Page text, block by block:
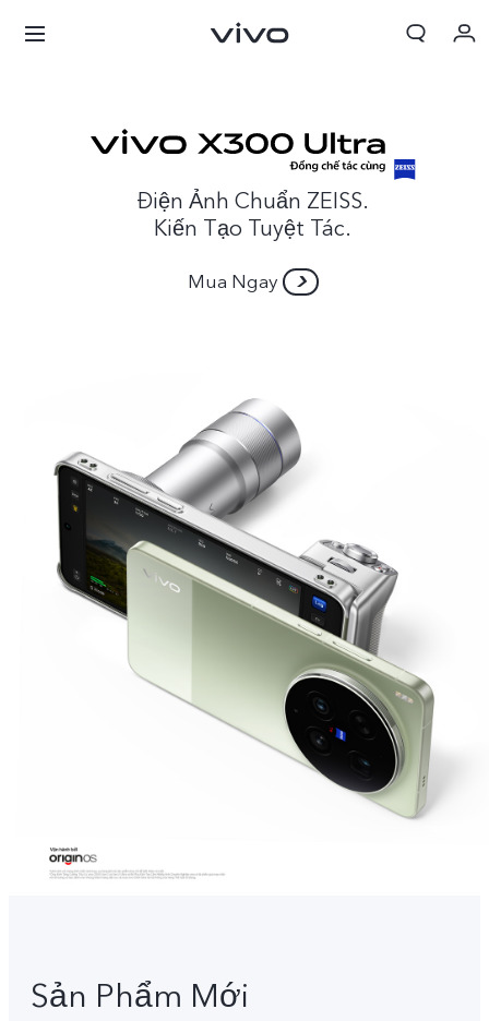
Điện Ảnh Chuẩn ZEISS.
Kiến Tạo Tuyệt Tác.
Mua Ngay
Sản Phẩm Mới